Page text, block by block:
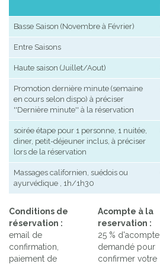
Basse Saison (Novembre à Février)
Entre Saisons
Haute saison (Juillet/Aout)
Promotion dernière minute (semaine
en cours selon dispo) à préciser
''Dernière minute'' à la réservation
soirée étape pour 1 personne, 1 nuitée,
diner, petit-déjeuner inclus, à préciser
lors de la réservation
Massages californien, suédois ou
ayurvédique , 1h/1h30
Conditions de
réservation :
email de
confirmation,
paiement de
Acompte à la
reservation :
25 % d'acompte
demandé pour
confirmer votre